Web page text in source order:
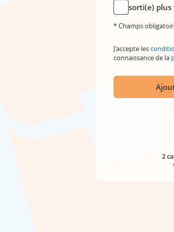
sorti(e) plus
* Champs
J'accepte les
connaissance de la
2